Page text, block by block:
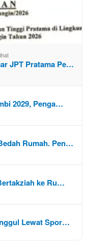
JPT Pratama Pe…
2029, Penga…
Rumah. Pen…
ke Ru…
Lewat Spor…